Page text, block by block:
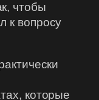
чтобы
к вопросу
которые